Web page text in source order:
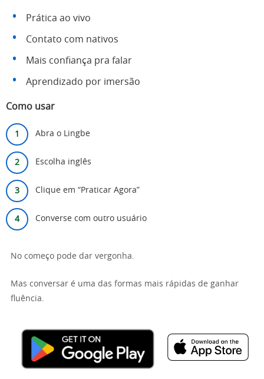
Prática ao vivo
Contato com nativos
Mais confiança pra falar
Aprendizado por imersão
Como usar
Abra o Lingbe
Escolha inglês
Clique em “Praticar Agora”
Converse com outro usuário
No começo pode dar vergonha.
Mas conversar é uma das formas mais rápidas de ganhar
fluência.